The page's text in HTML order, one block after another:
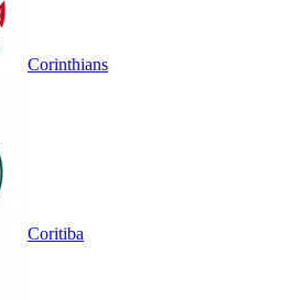
Corinthians
Coritiba